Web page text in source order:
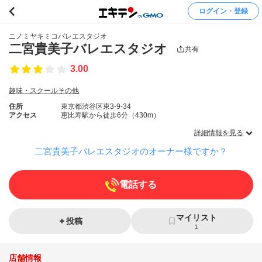
ログイン・登録
ニノミヤキミコバレエスタジオ
二宮貴美子バレエスタジオ 共有
3.00
趣味・スクールその他
住所
東京都渋谷区東3-9-34
アクセス
恵比寿駅から徒歩6分（430m）
詳細情報を見る
二宮貴美子バレエスタジオのオーナー様ですか？
電話する
投稿 マイリスト
1
店舗情報